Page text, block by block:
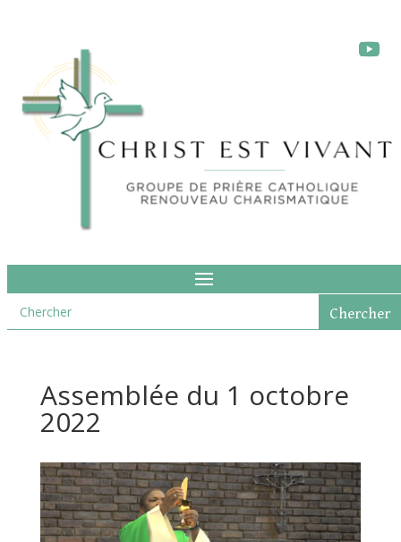
Assemblée du 1 octobre
2022